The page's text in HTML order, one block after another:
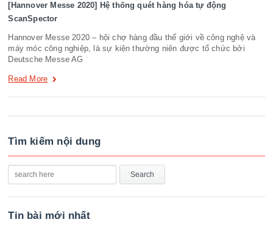
[Hannover Messe 2020] Hệ thống quét hàng hóa tự động
ScanSpector
Hannover Messe 2020 – hội chợ hàng đầu thế giới về công nghệ và
máy móc công nghiệp, là sự kiện thường niên được tổ chức bởi
Deutsche Messe AG
Read More
Tìm kiếm nội dung
Tin bài mới nhất